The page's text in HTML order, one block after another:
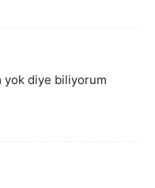
diye biliyorum